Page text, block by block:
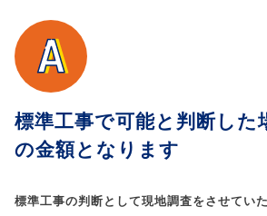
標準工事で可能と判断した
の金額となります
標準工事の判断として現地調査をさせてい